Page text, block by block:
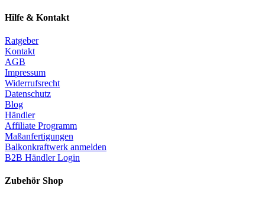
Hilfe & Kontakt
Ratgeber
Kontakt
AGB
Impressum
Widerrufsrecht
Datenschutz
Blog
Händler
Affiliate Programm
Maßanfertigungen
Balkonkraftwerk anmelden
B2B Händler Login
Zubehör Shop